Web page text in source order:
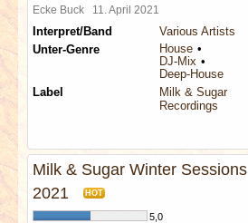
Ecke Buck 11. April 2021
Interpret/Band
Various Artists
Unter-Genre
House
DJ-Mix
Deep-House
Label
Milk & Sugar
Recordings
Milk & Sugar Winter Sessions
2021
HOT
5,0